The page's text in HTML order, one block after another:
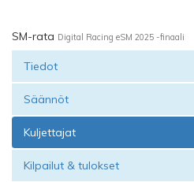
SM-rata Digital Racing eSM 2025 -finaali
Tiedot
Säännöt
Kuljettajat
Kilpailut & tulokset